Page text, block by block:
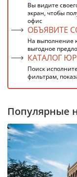
Вы видите
экран, чтобы
офис
ОБЪЯВИТЕ
На выполнение
выгодное
КАТАЛОГ
Поиск
фильтрам,
Популярные